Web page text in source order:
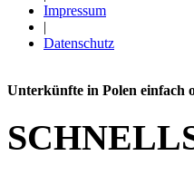
Impressum
|
Datenschutz
Unterkünfte in Polen einfach